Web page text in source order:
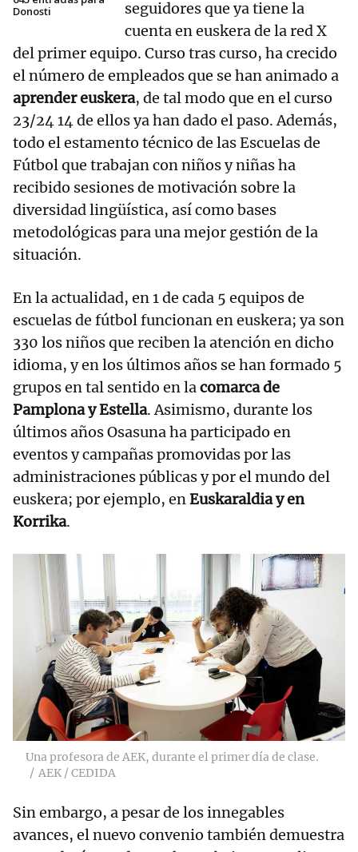
Donosti
seguidores que ya tiene la
cuenta en euskera de la red X
del primer equipo. Curso tras curso, ha crecido
el número de empleados que se han animado a
aprender euskera, de tal modo que en el curso
23/24 14 de ellos ya han dado el paso. Además,
todo el estamento técnico de las Escuelas de
Fútbol que trabajan con niños y niñas ha
recibido sesiones de motivación sobre la
diversidad lingüística, así como bases
metodológicas para una mejor gestión de la
situación.
En la actualidad, en 1 de cada 5 equipos de
escuelas de fútbol funcionan en euskera; ya son
330 los niños que reciben la atención en dicho
idioma, y en los últimos años se han formado 5
grupos en tal sentido en lacomarca de
Pamplona y Estella. Asimismo, durante los
últimos años Osasuna ha participado en
eventos y campañas promovidas por las
administraciones públicas y por el mundo del
euskera; por ejemplo, enEuskaraldia y en
Korrika.
Una profesora de AEK, durante el primer día de clase.
AEK / CEDIDA
Sin embargo, a pesar de los innegables
avances, el nuevo convenio también demuestra